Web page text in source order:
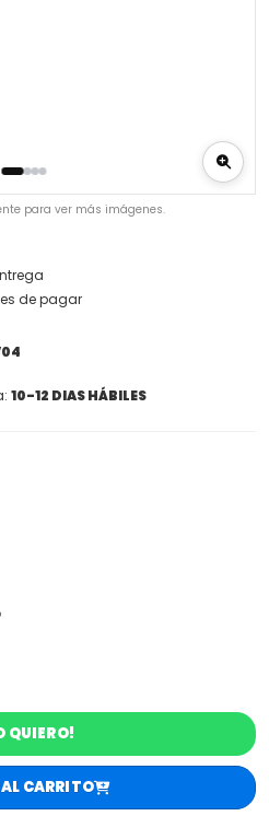
para ver más imágenes.
de pagar
10-12 DIAS HÁBILES
QUIERO!
CARRITO